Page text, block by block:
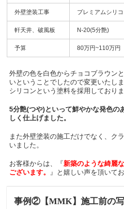
外壁塗装工事 プレミアムシリ
軒天井、破風板 N-20(5分艶)
予算 80万円~110万円
外壁の色を白色からチョコブラウン
いということでしたので変更いたし
シリコンという塗料を採用しておりま
5分艶(つや)といって鮮やかな発色の
しく仕上げました。
また外壁塗装の施工だけでなく、ク
いました。
お客様からは、『新築のような綺麗
ございます。
』と嬉しい声を頂いてお
事例②【MMK】施工前の